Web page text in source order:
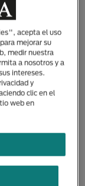
acepta el uso
mejorar su
medir nuestra
a nosotros y a
intereses.
y
clic en el
web en